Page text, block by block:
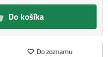
Do košíka
Do zoznamu